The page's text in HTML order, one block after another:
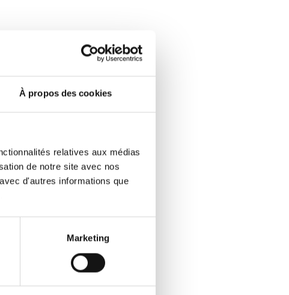
À propos des cookies
relatives aux médias
de notre site avec nos
d'autres informations que
Marketing